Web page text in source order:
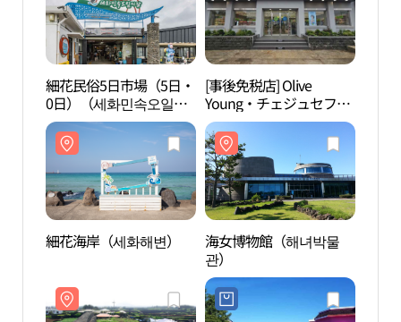
細花民俗5日市場（5日・
0日）（세화민속오일시
장（5일, 0일））
[事後免税店] Olive
Young・チェジュセファ
（済州細花）店(올리브
영 제주세화점)
細花海岸（세화해변）
海女博物館（해녀박물
관）